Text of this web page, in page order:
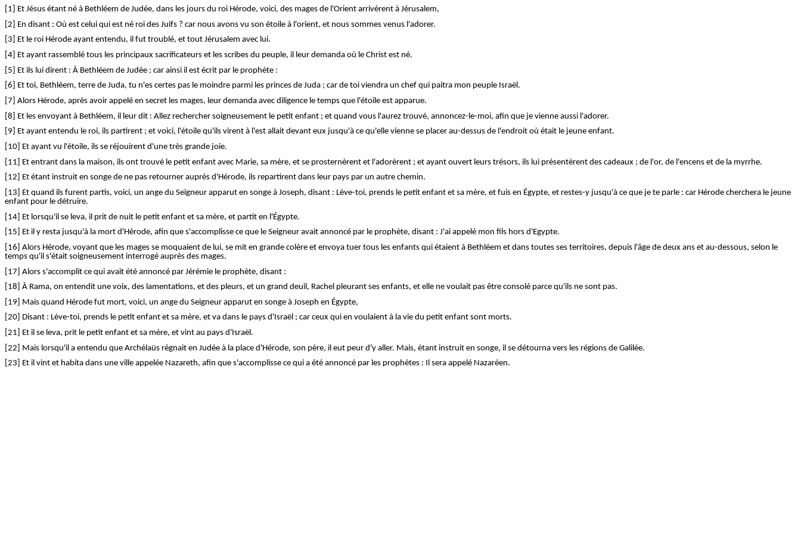
[1] Et Jésus étant né à Bethléem de Judée, dans les jours du roi Hérode, voici, des mages de l'Orient arrivèrent à Jérusalem,
[2] En disant : Où est celui qui est né roi des Juifs ? car nous avons vu son étoile à l'orient, et nous sommes venus l'adorer.
[3] Et le roi Hérode ayant entendu, il fut troublé, et tout Jérusalem avec lui.
[4] Et ayant rassemblé tous les principaux sacrificateurs et les scribes du peuple, il leur demanda où le Christ est né.
[5] Et ils lui dirent : À Bethléem de Judée ; car ainsi il est écrit par le prophète :
[6] Et toi, Bethléem, terre de Juda, tu n'es certes pas le moindre parmi les princes de Juda ; car de toi viendra un chef qui paitra mon peuple Israël.
[7] Alors Hérode, après avoir appelé en secret les mages, leur demanda avec diligence le temps que l'étoile est apparue.
[8] Et les envoyant à Bethléem, il leur dit : Allez rechercher soigneusement le petit enfant ; et quand vous l'aurez trouvé, annoncez-le-moi, afin que je vienne aussi l'adorer.
[9] Et ayant entendu le roi, ils partirent ; et voici, l'étoile qu'ils virent à l'est allait devant eux jusqu'à ce qu'elle vienne se placer au-dessus de l'endroit où était le jeune enfant.
[10] Et ayant vu l'étoile, ils se réjouirent d'une très grande joie.
[11] Et entrant dans la maison, ils ont trouvé le petit enfant avec Marie, sa mère, et se prosternèrent et l'adorèrent ; et ayant ouvert leurs trésors, ils lui présentèrent des cadeaux ; de l'or, de l'encens et de la myrrhe.
[12] Et étant instruit en songe de ne pas retourner auprès d'Hérode, ils repartirent dans leur pays par un autre chemin.
[13] Et quand ils furent partis, voici, un ange du Seigneur apparut en songe à Joseph, disant : Lève-toi, prends le petit enfant et sa mère, et fuis en Égypte, et restes-y jusqu'à ce que je te parle : car Hérode cherchera le jeune
enfant pour le détruire.
[14] Et lorsqu'il se leva, il prit de nuit le petit enfant et sa mère, et partit en l'Égypte.
[15] Et il y resta jusqu'à la mort d'Hérode, afin que s'accomplisse ce que le Seigneur avait annoncé par le prophète, disant : J'ai appelé mon fils hors d'Egypte.
[16] Alors Hérode, voyant que les mages se moquaient de lui, se mit en grande colère et envoya tuer tous les enfants qui étaient à Bethléem et dans toutes ses territoires, depuis l'âge de deux ans et au-dessous, selon le
temps qu'il s'était soigneusement interrogé auprès des mages.
[17] Alors s'accomplit ce qui avait été annoncé par Jérémie le prophète, disant :
[18] À Rama, on entendit une voix, des lamentations, et des pleurs, et un grand deuil, Rachel pleurant ses enfants, et elle ne voulait pas être consolé parce qu'ils ne sont pas.
[19] Mais quand Hérode fut mort, voici, un ange du Seigneur apparut en songe à Joseph en Égypte,
[20] Disant : Lève-toi, prends le petit enfant et sa mère, et va dans le pays d'Israël ; car ceux qui en voulaient à la vie du petit enfant sont morts.
[21] Et il se leva, prit le petit enfant et sa mère, et vint au pays d'Israël.
[22] Mais lorsqu'il a entendu que Archélaüs régnait en Judée à la place d'Hérode, son père, il eut peur d'y aller. Mais, étant instruit en songe, il se détourna vers les régions de Galilée.
[23] Et il vint et habita dans une ville appelée Nazareth, afin que s'accomplisse ce qui a été annoncé par les prophètes : Il sera appelé Nazaréen.